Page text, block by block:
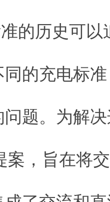
历史可以
的充电标
题。为解
案，旨在将